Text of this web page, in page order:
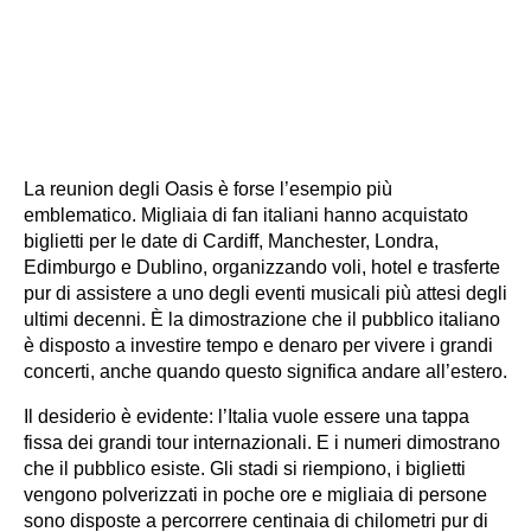
La reunion degli Oasis è forse l’esempio più
emblematico. Migliaia di fan italiani hanno acquistato
biglietti per le date di Cardiff, Manchester, Londra,
Edimburgo e Dublino, organizzando voli, hotel e trasferte
pur di assistere a uno degli eventi musicali più attesi degli
ultimi decenni. È la dimostrazione che il pubblico italiano
è disposto a investire tempo e denaro per vivere i grandi
concerti, anche quando questo significa andare all’estero.
Il desiderio è evidente: l’Italia vuole essere una tappa
fissa dei grandi tour internazionali. E i numeri dimostrano
che il pubblico esiste. Gli stadi si riempiono, i biglietti
vengono polverizzati in poche ore e migliaia di persone
sono disposte a percorrere centinaia di chilometri pur di